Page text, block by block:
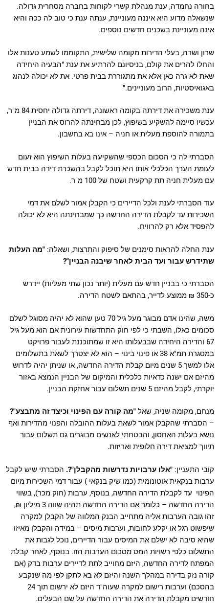
בחורה נחמדה, ענת מנהלת קשרי לקוחות בחברה מסחרית גדולה.
שנשאלה מדוע היא איננה מעוניינת, ענתה ענת כי טוב לה ככה והיא
אינה מעוניינת בשכנים חדשים נוספים.
שרון ושרה, בעלי הדירות מקומה שלישית, התקוממו לשמע טענות אלו
והחלו להרים את קולם, בניסיונם להרתיע את ענת "הבעיה היחידה
שאת לא גרה כאן אלא את מתגוררת בבית פרטי. את לא יכולה לנהוג
באגואיסטיות, הרוב מעוניינים."
ענת משכירה את דירתה בקומה ראשונה, דירתה גדולה יחסית 84 מ"ר,
עכשיו סיימה להשקיע בשיפוץ, לכן מבחינתה להרוס את הבניין
בתמורה להוספת מעלית או חניה – אינו בא בחשבון.
הסברתי לה כי הסכום הכספי שהשקיעה בעלות השיפוץ הוא זעום
לעומת הערך הכלכלי אותו היא תוכל לקבל בהשכרת דירה בבית חדש
עם מעלית חניה תת קרקעית ושטח של 100 מ"ר.
עוד הסברתי לענת ולכל הדיירים כי הקבלן אמור לשלם את דמי
השכירות עד לקבלת הדירה החדשה כך שמבחינתה היא לא יכולה
להפסיד אלא רק להרוויח.
ענת החלה להראות סימנים של סיפוק והתרצות, ושאלה: "מה העלות
שתידרש עבור ועד הבית לאחר שיבנה הבניין"?
הסברתי כי בבניין חדש עם מעלית (יותר נכון שתי מעליות) יידרש
כ-350 ₪ ממוצע לדייר, בהתאם לשטח הדירה.
משה, שהינו אדם מבוגר מעל גיל 70 טען שהוא לא יהיה מסוגל לשלם
סכומים כאלו, השבתי כי לפי חוק התחדשות עירונית אם הוא מעל גיל
67 והדירה היחידה שבבעלותו היא זו שמתוכננת לעבור פרויקט
במסגרת תמ"א 38 או פינוי בינוי – הוא לא יצטרך לשאת בתשלומים
אלו למשך 5 שנים מיום קבלת הדירה החדשה, או שניתן יהיה לדרוש
מהיזם אם ישנה כדאיות כלכלית והמיקום של הבניין הנמצא באזור
יוקרתי, לקבל מהיזם 5 שנים תשלום עבור אחזקת הבניין.
מנחם, מקומה שניה, שאל "מה קורה עם הפינוי וכיצד זה מתבצע"?
– הסברתי שהקבלן אמור לשאת בעלות ההובלה והפנוי מהדירות ואף
נושא בעלות האחסון, והבטחתי לאנשים מבוגרים גם תשלום עבור
תיווך למציאת דירה חלופית ואריזות.
קובי התעניין: "אלו ערבויות נדרשות מהקבלן"?. הסברתי שיש לקבל
ערבות בנקאית אוטונומית (כמו שיק בנקאי ) עבור דמי השכירות מיום
הפינוי עד לקבלת הדירה החדשה, בנוסף, ערבות (חוק מכר), בשווי
הדירה החדשה – כלומר אם הדירה החדשה תהיה שווה 3 מיליון ₪,
זהו גובה הערבות אליה מתחייב הבנק המלווה של הקבלן למקרה
שיפשוט רגל או יקלע לחובות, וערבות מיסים – במידה והקבלן מאיזו
שהיא סיבה לא ישלם את המיסים עבור הדיירים, נוכל לגבות את
התשלום כלפי רשויות המס מסכום הערבות הזו. בנוסף, לאחר קבלת
המפתח לדירה החדשה, היזם מחוייב לתת לדיירים ערבות בדק (אם
קורה נזק בדירה במהלך השנה והיזם לא בא לתקן לפי מה שנקבע
בהסכם) וערבות רישום למקרה שעוה"ד היזם לא ירשום תוך 24
חודשים מקבלת הדירה את הדירה החדשה על שם הבעלים.